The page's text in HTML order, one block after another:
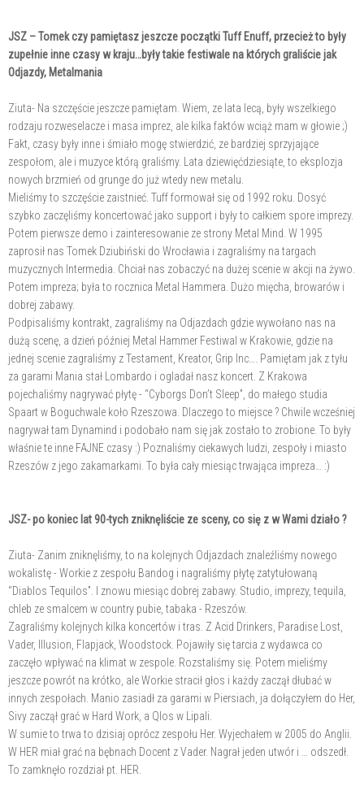
JSZ – Tomek czy pamiętasz jeszcze początki Tuff Enuff, przecież to były
zupełnie inne czasy w kraju…były takie festiwale na których graliście jak
Odjazdy, Metalmania
Ziuta- Na szczęście jeszcze pamiętam. Wiem, ze lata lecą, były wszelkiego
rodzaju rozweselacze i masa imprez, ale kilka faktów wciąż mam w głowie ;)
Fakt, czasy były inne i śmiało mogę stwierdzić, ze bardziej sprzyjające
zespołom, ale i muzyce którą graliśmy. Lata dziewięćdziesiąte, to eksplozja
nowych brzmień od grunge do już wtedy new metalu.
Mieliśmy to szczęście zaistnieć. Tuff formował się od 1992 roku. Dosyć
szybko zaczęliśmy koncertować jako support i były to całkiem spore imprezy.
Potem pierwsze demo i zainteresowanie ze strony Metal Mind. W 1995
zaprosił nas Tomek Dziubiński do Wrocławia i zagraliśmy na targach
muzycznych Intermedia. Chciał nas zobaczyć na dużej scenie w akcji na żywo.
Potem impreza; była to rocznica Metal Hammera. Dużo mięcha, browarów i
dobrej zabawy.
Podpisaliśmy kontrakt, zagraliśmy na Odjazdach gdzie wywołano nas na
dużą scenę, a dzień później Metal Hammer Festiwal w Krakowie, gdzie na
jednej scenie zagraliśmy z Testament, Kreator, Grip Inc…. Pamiętam jak z tyłu
za garami Mania stał Lombardo i ogladał nasz koncert. Z Krakowa
pojechaliśmy nagrywać płytę - “Cyborgs Don’t Sleep”, do małego studia
Spaart w Boguchwale koło Rzeszowa. Dlaczego to miejsce ? Chwile wcześniej
nagrywał tam Dynamind i podobało nam się jak zostało to zrobione. To były
właśnie te inne FAJNE czasy :) Poznaliśmy ciekawych ludzi, zespoły i miasto
Rzeszów z jego zakamarkami. To była cały miesiąc trwająca impreza… :)
JSZ- po koniec lat 90-tych zniknęliście ze sceny, co się z w Wami działo ?
Ziuta- Zanim zniknęliśmy, to na kolejnych Odjazdach znaleźliśmy nowego
wokalistę - Workie z zespołu Bandog i nagraliśmy płytę zatytułowaną
“Diablos Tequilos”. I znowu miesiąc dobrej zabawy. Studio, imprezy, tequila,
chleb ze smalcem w country pubie, tabaka - Rzeszów.
Zagraliśmy kolejnych kilka koncertów i tras. Z Acid Drinkers, Paradise Lost,
Vader, Illusion, Flapjack, Woodstock. Pojawiły się tarcia z wydawca co
zaczęło wpływać na klimat w zespole. Rozstaliśmy się. Potem mieliśmy
jeszcze powrót na krótko, ale Workie stracił głos i każdy zaczął dłubać w
innych zespołach. Manio zasiadł za garami w Piersiach, ja dołączyłem do Her,
Sivy zaczął grać w Hard Work, a Qlos w Lipali.
W sumie to trwa to dzisiaj oprócz zespołu Her. Wyjechałem w 2005 do Anglii.
W HER miał grać na bębnach Docent z Vader. Nagrał jeden utwór i … odszedł.
To zamknęło rozdział pt. HER.